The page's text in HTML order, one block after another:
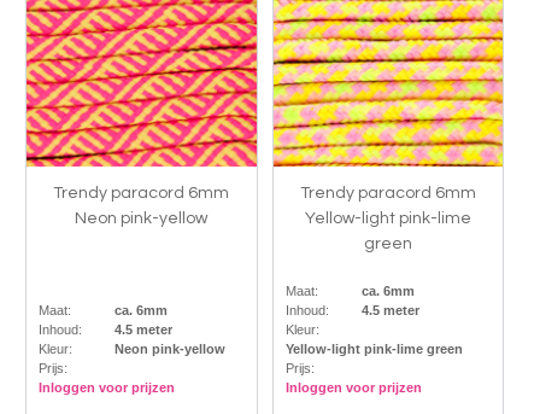
Trendy paracord 6mm
Neon pink-yellow
Maat:
ca. 6mm
Inhoud:
4.5 meter
Kleur:
Neon pink-yellow
Prijs:
Inloggen voor prijzen
Trendy paracord 6mm
Yellow-light pink-lime
green
Maat:
ca. 6mm
Inhoud:
4.5 meter
Kleur:
Yellow-light pink-lime green
Prijs:
Inloggen voor prijzen